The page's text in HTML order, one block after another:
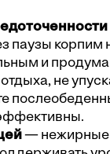
паузы корпим
и
не
— нежирные